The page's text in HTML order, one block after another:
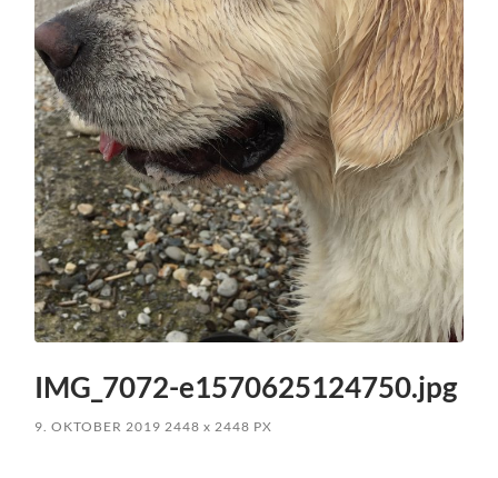
IMG_7072-e1570625124750.jpg
9. OKTOBER 2019 2448x 2448 PX